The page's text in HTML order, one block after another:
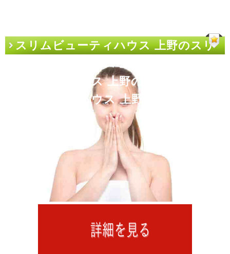
スリムビューティハウス 上野のスリ
ムビューティハウス 上野によるスリム
ビューティハウス 上野のための「スリ
ムビューティハウス 上野」